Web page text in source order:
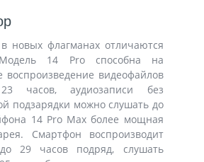
новых флагманах отличаются
14 Pro способна на
воспроизведение видеофайлов
часов, аудиозаписи без
подзарядки можно слушать до
14 Pro Max более мощная
Смартфон воспроизводит
29 часов подряд, слушать